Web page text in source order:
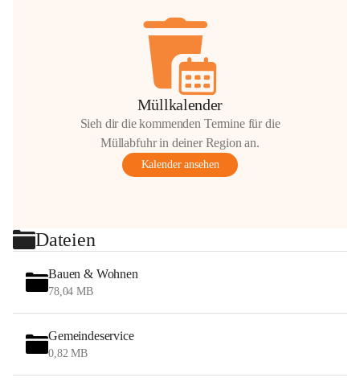
Müllkalender
Sieh dir die kommenden Termine für die
Müllabfuhr in deiner Region an.
Kalender ansehen
Dateien
Bauen & Wohnen
78,04 MB
Gemeindeservice
0,82 MB